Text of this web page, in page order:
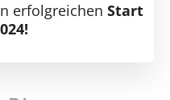
erfolgreichen Start